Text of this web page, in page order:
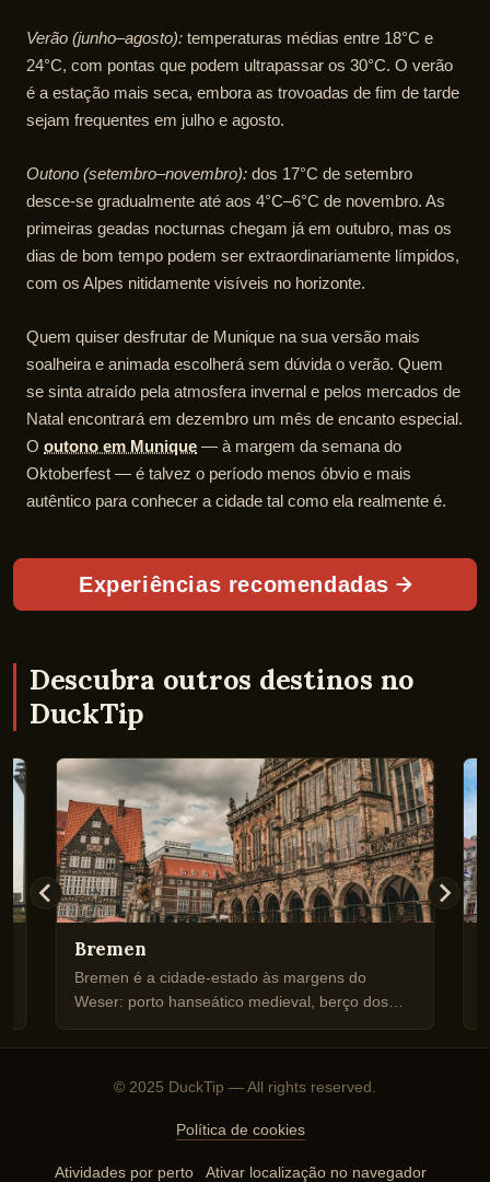
Verão (junho–agosto): temperaturas médias entre 18°C e
24°C, com pontas que podem ultrapassar os 30°C. O verão
é a estação mais seca, embora as trovoadas de fim de tarde
sejam frequentes em julho e agosto.
Outono (setembro–novembro): dos 17°C de setembro
desce-se gradualmente até aos 4°C–6°C de novembro. As
primeiras geadas nocturnas chegam já em outubro, mas os
dias de bom tempo podem ser extraordinariamente límpidos,
com os Alpes nitidamente visíveis no horizonte.
Quem quiser desfrutar de Munique na sua versão mais
soalheira e animada escolherá sem dúvida o verão. Quem
se sinta atraído pela atmosfera invernal e pelos mercados de
Natal encontrará em dezembro um mês de encanto especial.
O outono em Munique — à margem da semana do
Oktoberfest — é talvez o período menos óbvio e mais
autêntico para conhecer a cidade tal como ela realmente é.
Experiências recomendadas
Descubra outros destinos no
DuckTip
Bremen
Bremen é a cidade-estado às margens do
Weser: porto hanseático medieval, berço dos
© 2025 DuckTip — All rights reserved.
Política de cookies
Atividades por perto Ativar localização no navegador